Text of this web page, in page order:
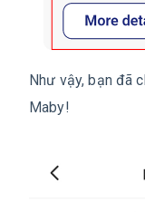
Như vậy, bạn đã
Maby!